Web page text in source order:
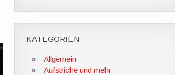
KATEGORIEN
Allgemein
Aufstriche und mehr